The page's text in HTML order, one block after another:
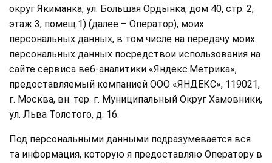
округ Якиманка, ул. Большая Ордынка, дом 40, стр. 2,
этаж 3, помещ.1) (далее – Оператор), моих
персональных данных, в том числе на передачу моих
персональных данных посредствои использования на
сайте сервиса веб-аналитики «Яндекс.Метрика»,
предоставляемый компанией ООО «ЯНДЕКС», 119021,
г. Москва, вн. тер. г. Муниципальный Округ Хамовники,
ул. Льва Толстого, д. 16.
Под персональными данными подразумевается вся
та информация, которую я предоставляю Оператору в